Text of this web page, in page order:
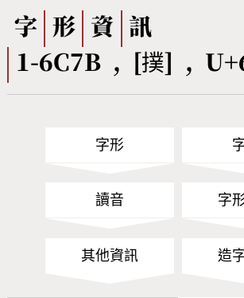
筆順序查詢
CNS查詢
字形下載
熱門查詢統計
字 形 資
訊
1-6C7B , [撲] ,
字形
讀音 字
其他資訊 造